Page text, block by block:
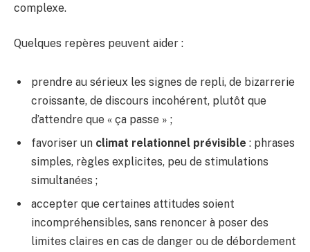
complexe.
Quelques repères peuvent aider :
prendre au sérieux les signes de repli, de bizarrerie
croissante, de discours incohérent, plutôt que
d’attendre que « ça passe » ;
favoriser un climat relationnel prévisible : phrases
simples, règles explicites, peu de stimulations
simultanées ;
accepter que certaines attitudes soient
incompréhensibles, sans renoncer à poser des
limites claires en cas de danger ou de débordement